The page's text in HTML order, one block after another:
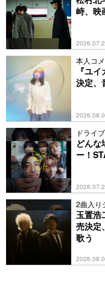
峙、映
本人コ
は？
『ユ
決定、
ドライ
どんな
ー！
2曲入り
も収録
玉置浩
売決定
歌う